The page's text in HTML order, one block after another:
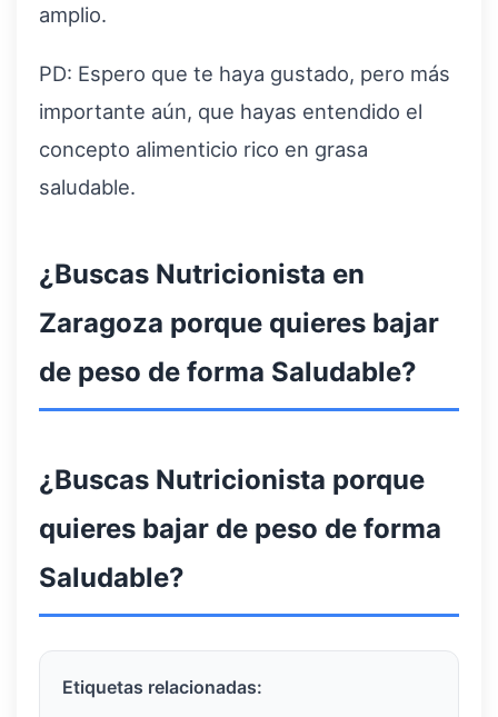
amplio.
PD: Espero que te haya gustado, pero más
importante aún, que hayas entendido el
concepto alimenticio rico en grasa
saludable.
¿Buscas Nutricionista en
Zaragoza porque quieres bajar
de peso de forma Saludable?
¿Buscas Nutricionista porque
quieres bajar de peso de forma
Saludable?
Etiquetas relacionadas: